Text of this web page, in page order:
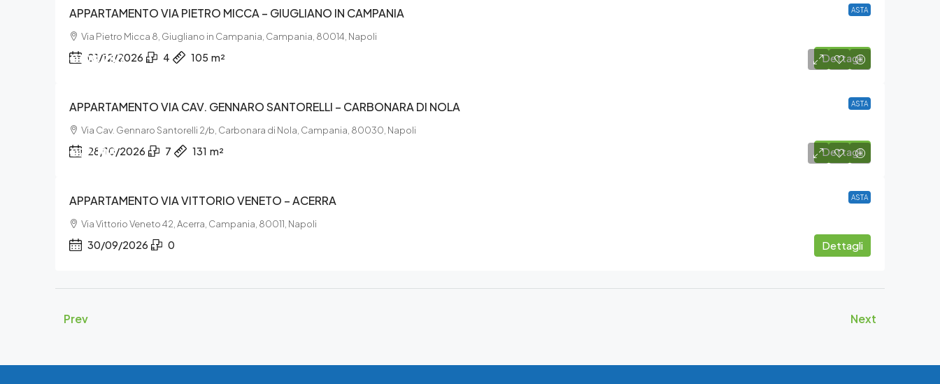
ASTA
APPARTAMENTO VIA PIETRO MICCA – GIUGLIANO IN CAMPANIA
Via Pietro Micca 8, Giugliano in Campania, Campania, 80014, Napoli
01/12/2026 4 105 m² Dettagli
ASTA
€108.750
APPARTAMENTO VIA CAV. GENNARO SANTORELLI – CARBONARA DI NOLA
Via Cav. Gennaro Santorelli 2/b, Carbonara di Nola, Campania, 80030, Napoli
28/10/2026 7 131 m² Dettagli
ASTA
€22.108
APPARTAMENTO VIA VITTORIO VENETO – ACERRA
Via Vittorio Veneto 42, Acerra, Campania, 80011, Napoli
30/09/2026 0 Dettagli
Prev Next